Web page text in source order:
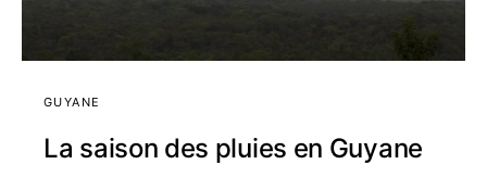
GUYANE
La saison des pluies en Guyane